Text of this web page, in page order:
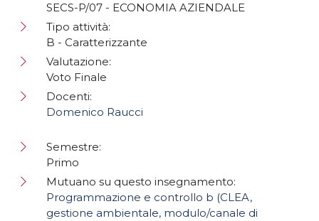
SECS-P/07 - ECONOMIA AZIENDALE
Tipo attività:
B - Caratterizzante
Valutazione:
Voto Finale
Docenti:
Domenico Raucci
Semestre:
Primo
Mutuano su questo insegnamento:
Programmazione e controllo b (CLEA,
gestione ambientale, modulo/canale di